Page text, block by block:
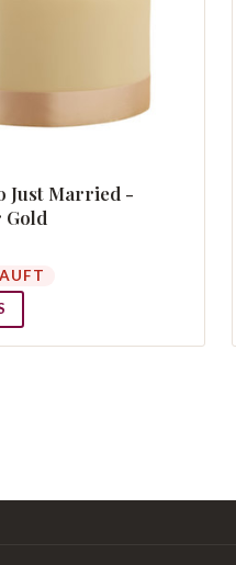
Just Married -